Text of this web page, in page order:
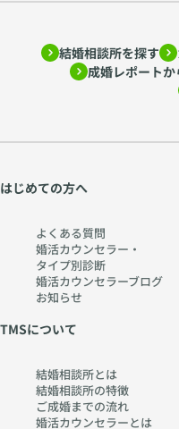
結婚相談所を探す
成婚レポートか
はじめての方へ
よくある質問
婚活カウンセラー・
タイプ別診断
婚活カウンセラーブログ
お知らせ
TMSについて
結婚相談所とは
結婚相談所の特徴
ご成婚までの流れ
婚活カウンセラーとは